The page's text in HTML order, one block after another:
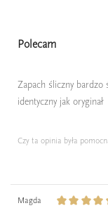
Polecam
Zapach śliczny bardzo
identyczny jak oryginał
Czy ta opinia była
Magda